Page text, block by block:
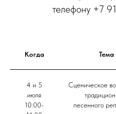
телефону +7
Когда Тема
4 и 5
июля
10:00-
Сценическое
песенного